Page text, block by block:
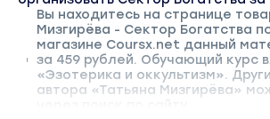
Вы находитесь на странице
Мизгирёва - Cектор Богатства
магазине Coursx.net данный
за 459 рублей. Обучающий курс
«Эзотерика и оккультизм».
автора «Татьяна Мизгирёва»